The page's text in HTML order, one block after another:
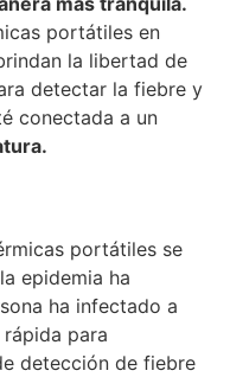
portátiles en
la libertad de
detectar la fiebre y
conectada a un
portátiles se
epidemia ha
ha infectado a
para
detección de fiebre